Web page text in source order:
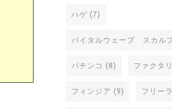
ハゲ (7)
バイタルウェーブ スカル
パチンコ (8) ファクタ
フィンジア (9) フリー